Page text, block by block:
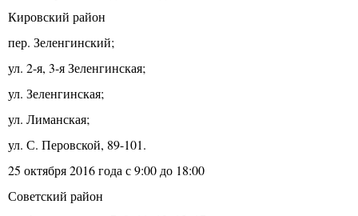
Кировский район
пер. Зеленгинский;
ул. 2-я, 3-я Зеленгинская;
ул. Зеленгинская;
ул. Лиманская;
ул. С. Перовской, 89-101.
25 октября 2016 года с 9:00 до 18:00
Советский район